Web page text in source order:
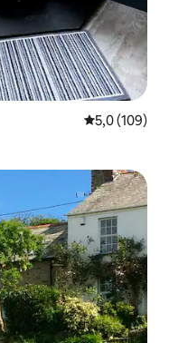
5 üzerinden
5,0 (109)